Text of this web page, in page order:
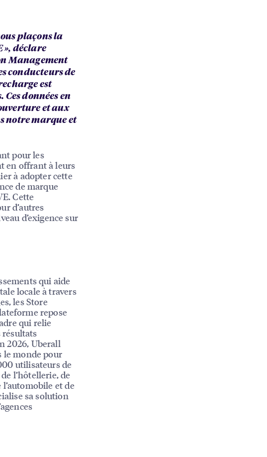
plaçons la
», déclare
Management
conducteurs de
est
données en
et aux
notre marque et
pour les
en offrant à leurs
à adopter cette
de marque
Cette
d’autres
d’exigence sur
qui aide
locale à travers
les Store
repose
qui relie
résultats
2026, Uberall
le monde pour
utilisateurs de
l’hôtellerie, de
et de
sa solution